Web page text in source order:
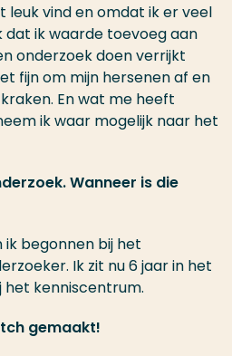
leuk vind en omdat ik er veel
dat ik waarde toevoeg aan
onderzoek doen verrijkt
fijn om mijn hersenen af en
En wat me heeft
ik waar mogelijk naar het
Wanneer is die
ik begonnen bij het
Ik zit nu 6 jaar in het
het kenniscentrum.
gemaakt!